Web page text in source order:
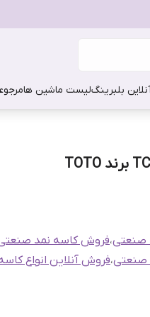
بلبرینگلیست ماشین ها
صنعتی،فروش کاسه نمد
صنعتی،فروش آنلاین انواع